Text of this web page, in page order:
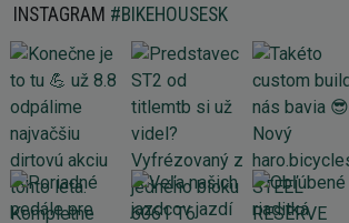
INSTAGRAM #BIKEHOUSESK